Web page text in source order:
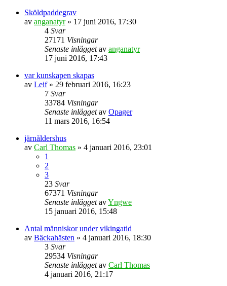
Sköldpaddegrav
av anganatyr» 17 juni 2016, 17:30
4 Svar
27171 Visningar
Senaste inläggetav anganatyr
17 juni 2016, 17:43
var kunskapen skapas
av Leif» 29 februari 2016, 16:23
7 Svar
33784 Visningar
Senaste inläggetav Opager
11 mars 2016, 16:54
järnåldershus
av Carl Thomas » 4 januari 2016, 23:01
1
2
3
23 Svar
67371 Visningar
Senaste inläggetavYngwe
15 januari 2016, 15:48
Antal människor under vikingatid
av Bäckahästen » 4 januari 2016, 18:30
3 Svar
29534 Visningar
Senaste inläggetav Carl Thomas
4 januari 2016, 21:17